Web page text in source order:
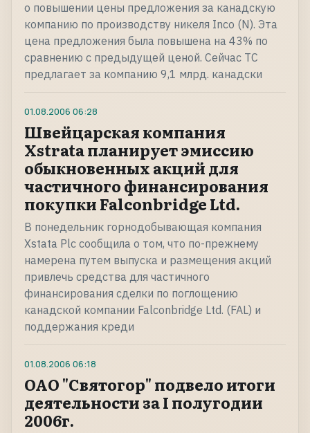
о повышении цены предложения за канадскую
компанию по производству никеля Inco (N). Эта
цена предложения была повышена на 43% по
сравнению с предыдущей ценой. Сейчас TC
предлагает за компанию 9,1 млрд. канадски
01.08.2006 06:28
Швейцарская компания
Xstrata планирует эмиссию
обыкновенных акций для
частичного финансирования
покупки Falconbridge Ltd.
В понедельник горнодобывающая компания
Xstata Plc сообщила о том, что по-прежнему
намерена путем выпуска и размещения акций
привлечь средства для частичного
финансирования сделки по поглощению
канадской компании Falconbridge Ltd. (FAL) и
поддержания креди
01.08.2006 06:18
ОАО "Святогор" подвело итоги
деятельности за I полугодии
2006г.